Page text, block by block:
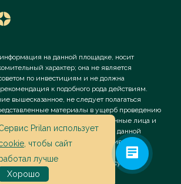
на данной площадке, носит
характер; она не является
по инвестициям и не должна
рекомендация к подобного рода действиям.
вышесказанное, не следует полагаться
материалы в ущерб проведению
Сервис «Prilan» его аффилированные лица и
за использование данной
или косвенный ущерб, наступивший
reCAPTCHA and the Google
Privacy Policy
Prilan использует
, чтобы сайт
лучше
Хорошо